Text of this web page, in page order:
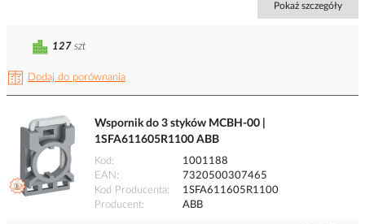
Pokaż szczegóły
Dodaj do porównania
127 szt
Wspornik do 3 styków MCBH-00 |
1SFA611605R1100 ABB
Kod
1001188
EAN
7320500307465
Kod Producenta
1SFA611605R1100
Producent
ABB